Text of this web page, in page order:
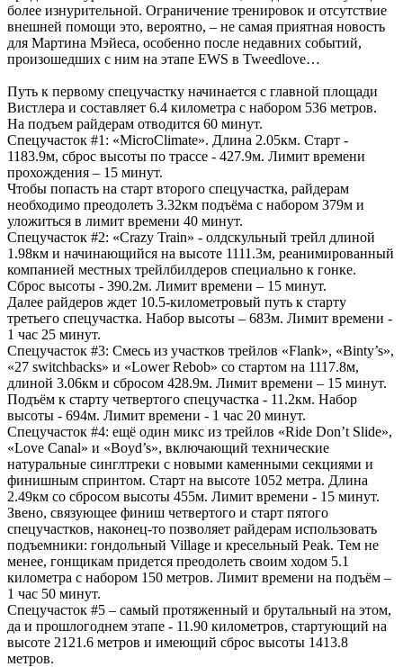
более изнурительной. Ограничение тренировок и отсутствие
внешней помощи это, вероятно, – не самая приятная новость
для Мартина Мэйеса, особенно после недавних событий,
произошедших с ним на этапе EWS в Tweedlove…
Путь к первому спецучастку начинается с главной площади
Вистлера и составляет 6.4 километра с набором 536 метров.
На подъем райдерам отводится 60 минут.
Спецучасток #1: «MicroClimate». Длина 2.05км. Старт -
1183.9м, сброс высоты по трассе - 427.9м. Лимит времени
прохождения – 15 минут.
Чтобы попасть на старт второго спецучастка, райдерам
необходимо преодолеть 3.32км подъёма с набором 379м и
уложиться в лимит времени 40 минут.
Спецучасток #2: «Crazy Train» - олдскульный трейл длиной
1.98км и начинающийся на высоте 1111.3м, реанимированный
компанией местных трейлбилдеров специально к гонке.
Сброс высоты - 390.2м. Лимит времени – 15 минут.
Далее райдеров ждет 10.5-километровый путь к старту
третьего спецучастка. Набор высоты – 683м. Лимит времени -
1 час 25 минут.
Спецучасток #3: Смесь из участков трейлов «Flank», «Binty’s»,
«27 switchbacks» и «Lower Rebob» со стартом на 1117.8м,
длиной 3.06км и сбросом 428.9м. Лимит времени – 15 минут.
Подъём к старту четвертого спецучастка - 11.2км. Набор
высоты - 694м. Лимит времени - 1 час 20 минут.
Спецучасток #4: ещё один микс из трейлов «Ride Don’t Slide»,
«Love Canal» и «Boyd’s», включающий технические
натуральные синглтреки с новыми каменными секциями и
финишным спринтом. Старт на высоте 1052 метра. Длина
2.49км со сбросом высоты 455м. Лимит времени - 15 минут.
Звено, связующее финиш четвертого и старт пятого
спецучастков, наконец-то позволяет райдерам использовать
подъемники: гондольный Village и кресельный Peak. Тем не
менее, гонщикам придется преодолеть своим ходом 5.1
километра с набором 150 метров. Лимит времени на подъём –
1 час 50 минут.
Спецучасток #5 – самый протяженный и брутальный на этом,
да и прошлогоднем этапе - 11.90 километров, стартующий на
высоте 2121.6 метров и имеющий сброс высоты 1413.8
метров.